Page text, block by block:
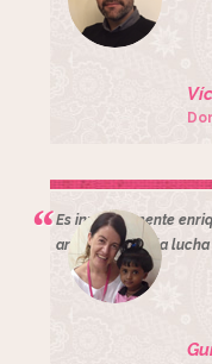
Es inmensamente
arena ayuda a la